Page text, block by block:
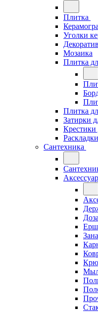
Плитка
Уголки
Мозаика
Плитка
Плитка
Затирки
Крестики
Сантехника